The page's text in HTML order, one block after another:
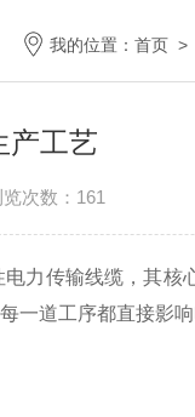
我的位置： 首页 >
产工艺
次数：161
力传输线缆，其核
道工序都直接影响